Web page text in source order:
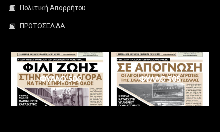
Πολιτική Απορρήτου
ΠΡΩΤΟΣΕΛΙΔΑ
ΦΥΛΛΟ 506 ΦΥΛΛΟ 505